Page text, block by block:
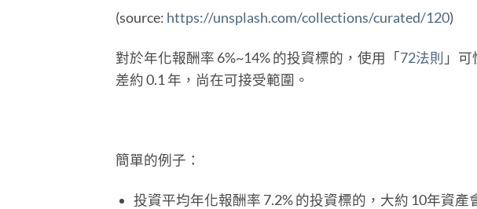
(source: https://unsplash.com/collections/curated/120)
對於年化報酬率 6%~14% 的投資標的，使用「72法則 」
差約 0.1 年，尚在可接受範圍。
簡單的例子：
投資平均年化報酬率 7.2% 的投資標的，大約 10年資產